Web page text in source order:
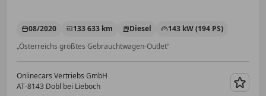
08/2020 133 633 km Diesel
143 kW (194 PS)
„Österreichs größtes Gebrauchtwagen-Outlet“
Onlinecars Vertriebs GmbH
AT-8143 Dobl bei Lieboch